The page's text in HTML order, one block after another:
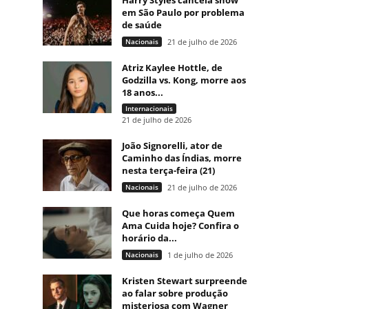
em São Paulo por problema
de saúde
Nacionais 21 de julho de 2026
Atriz Kaylee Hottle, de
Godzilla vs. Kong, morre aos
18 anos...
Internacionais
21 de julho de 2026
João Signorelli, ator de
Caminho das Índias, morre
nesta terça-feira (21)
Nacionais 21 de julho de 2026
Que horas começa Quem
Ama Cuida hoje? Confira o
horário da...
Nacionais 1 de julho de 2026
Kristen Stewart surpreende
ao falar sobre produção
misteriosa com Wagner